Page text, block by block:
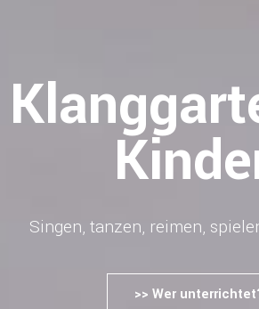
Singen, tanzen, reimen,
>> Wer